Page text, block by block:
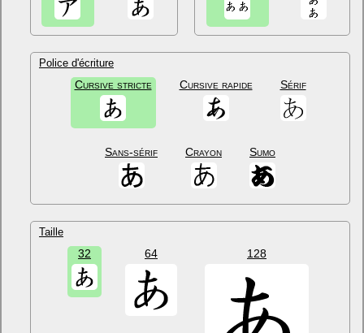
Police d'écriture
Cursive stricte Cursive rapide Sérif
Sans-sérif Crayon Sumo
Taille
32 64 128